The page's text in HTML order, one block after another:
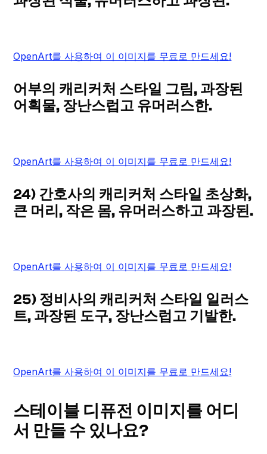
OpenArt를 사용하여 이 이미지를 무료로 만드세요!
어부의 캐리커처 스타일 그림, 과장된
어획물, 장난스럽고 유머러스한.
OpenArt를 사용하여 이 이미지를 무료로 만드세요!
24) 간호사의 캐리커처 스타일 초상화,
큰 머리, 작은 몸, 유머러스하고 과장된.
OpenArt를 사용하여 이 이미지를 무료로 만드세요!
25) 정비사의 캐리커처 스타일 일러스
트, 과장된 도구, 장난스럽고 기발한.
OpenArt를 사용하여 이 이미지를 무료로 만드세요!
스테이블 디퓨전 이미지를 어디
서 만들 수 있나요?